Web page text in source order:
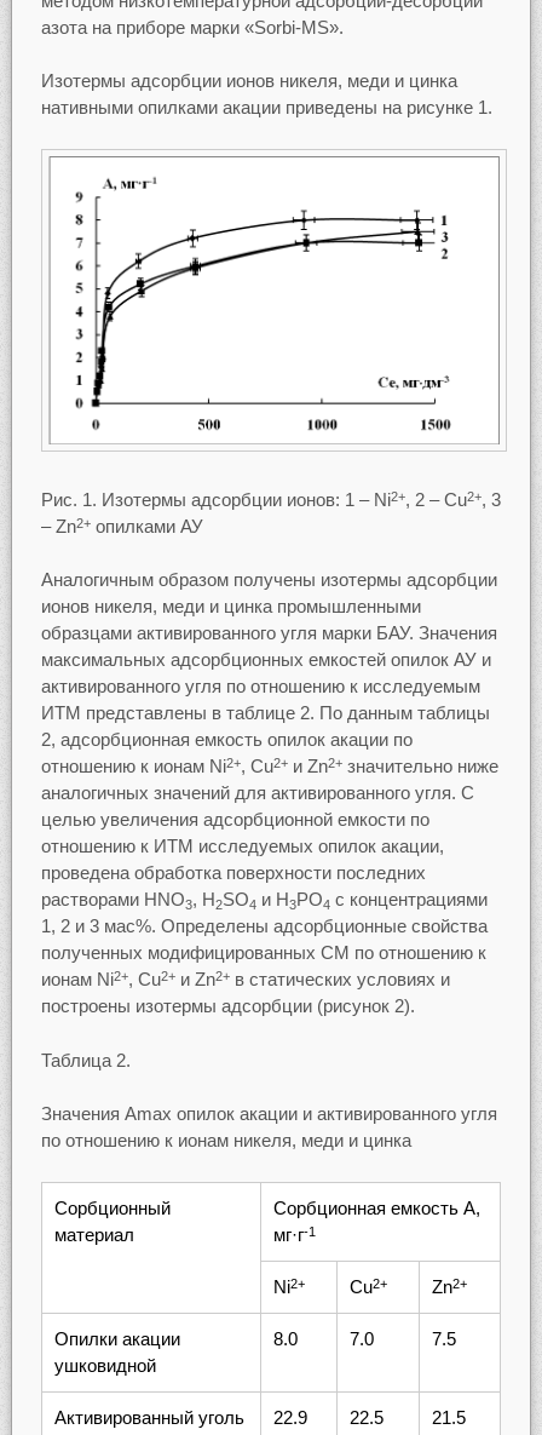
азота на приборе марки «Sorbi-MS».
Изотермы адсорбции ионов никеля, меди и цинка
нативными опилками акации приведены на рисунке 1.
Рис. 1. Изотермы адсорбции ионов: 1 – Ni2+, 2 – Cu2+, 3
– Zn2+опилками АУ
Аналогичным образом получены изотермы адсорбции
ионов никеля, меди и цинка промышленными
образцами активированного угля марки БАУ. Значения
максимальных адсорбционных емкостей опилок АУ и
активированного угля по отношению к исследуемым
ИТМ представлены в таблице 2. По данным таблицы
2, адсорбционная емкость опилок акации по
отношению к ионам Ni2+, Cu2+и Zn2+значительно ниже
аналогичных значений для активированного угля. С
целью увеличения адсорбционной емкости по
отношению к ИТМ исследуемых опилок акации,
проведена обработка поверхности последних
растворами HNO3, H2SO4 и H3PO4 с концентрациями
1, 2 и 3 мас%. Определены адсорбционные свойства
полученных модифицированных СМ по отношению к
ионам Ni2+, Cu2+и Zn2+в статических условиях и
построены изотермы адсорбции (рисунок 2).
Таблица 2.
Значения Аmax опилок акации и активированного угля
по отношению к ионам никеля, меди и цинка
Сорбционный
материал
Сорбционная емкость А,
мг·г-1
Ni2+ Cu2+ Zn2+
Опилки акации
ушковидной
8.0 7.0 7.5
Активированный уголь
22.9 22.5 21.5